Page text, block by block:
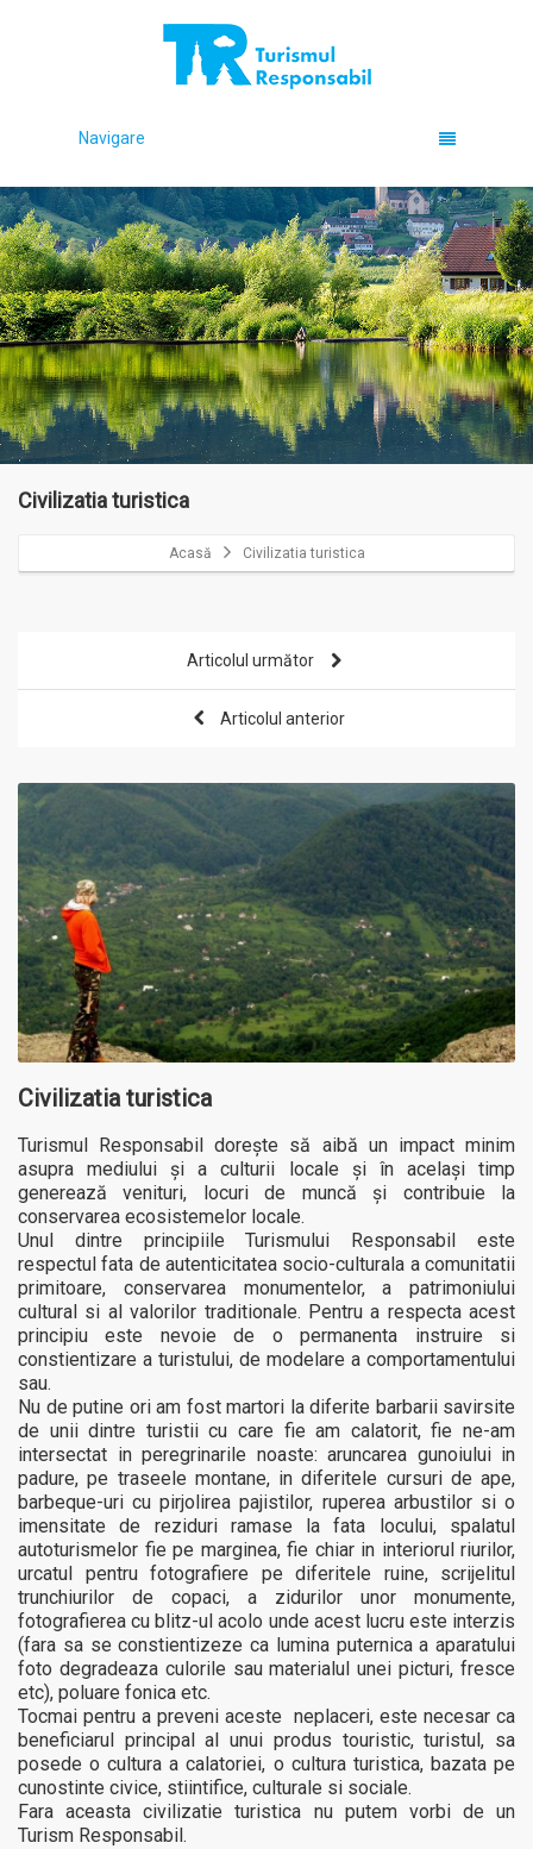
Navigare
Civilizatia turistica
Acasă Civilizatia turistica
Articolul următor
Articolul anterior
Civilizatia turistica
Turismul Responsabil doreşte să aibă un impact minim
asupra mediului şi a culturii locale şi în acelaşi timp
generează venituri, locuri de muncă şi contribuie la
conservarea ecosistemelor locale.
Unul dintre principiile Turismului Responsabil este
respectul fata de autenticitatea socio-culturala a comunitatii
primitoare, conservarea monumentelor, a patrimoniului
cultural si al valorilor traditionale. Pentru a respecta acest
principiu este nevoie de o permanenta instruire si
constientizare a turistului, de modelare a comportamentului
sau.
Nu de putine ori am fost martori la diferite barbarii savirsite
de unii dintre turistii cu care fie am calatorit, fie ne-am
intersectat in peregrinarile noaste: aruncarea gunoiului in
padure, pe traseele montane, in diferitele cursuri de ape,
barbeque-uri cu pirjolirea pajistilor, ruperea arbustilor si o
imensitate de reziduri ramase la fata locului, spalatul
autoturismelor fie pe marginea, fie chiar in interiorul riurilor,
urcatul pentru fotografiere pe diferitele ruine, scrijelitul
trunchiurilor de copaci, a zidurilor unor monumente,
fotografierea cu blitz-ul acolo unde acest lucru este interzis
(fara sa se constientizeze ca lumina puternica a aparatului
foto degradeaza culorile sau materialul unei picturi, fresce
etc), poluare fonica etc.
Tocmai pentru a preveni aceste neplaceri, este necesar ca
beneficiarul principal al unui produs touristic, turistul, sa
posede o cultura a calatoriei, o cultura turistica, bazata pe
cunostinte civice, stiintifice, culturale si sociale.
Fara aceasta civilizatie turistica nu putem vorbi de un
Turism Responsabil.